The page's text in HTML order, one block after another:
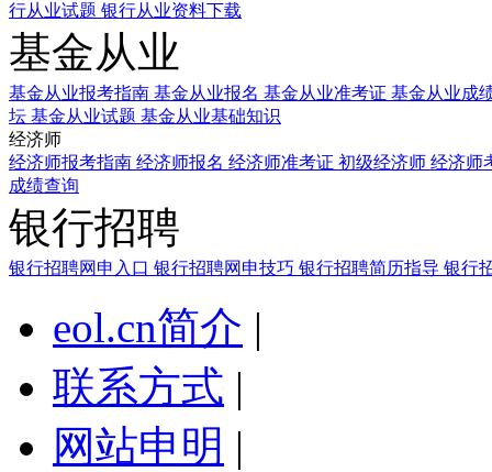
行从业试题 银行从业资料下载
基金从业
基金从业报考指南 基金从业报名 基金从业准考证 基金从业成
坛 基金从业试题 基金从业基础知识
经济师
经济师报考指南 经济师报名 经济师准考证 初级经济师 经济师
成绩查询
银行招聘
银行招聘网申入口 银行招聘网申技巧 银行招聘简历指导 银行
eol.cn简介 |
联系方式 |
网站申明 |